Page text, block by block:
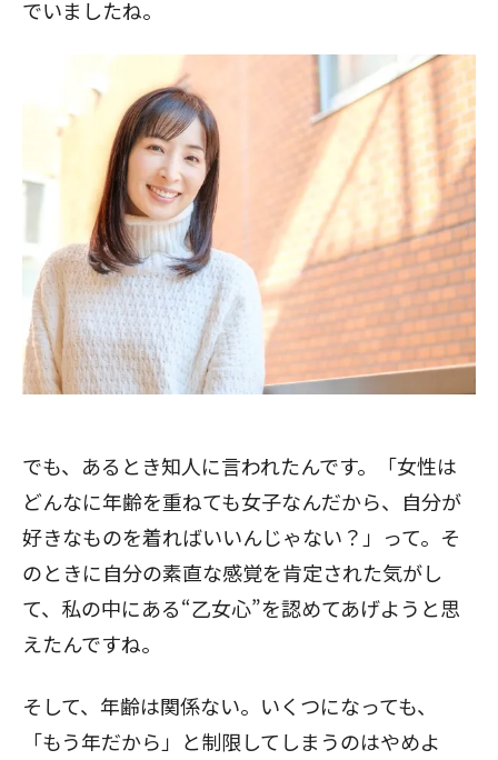
でいましたね。
でも、あるとき知人に言われたんです。「女性は
どんなに年齢を重ねても女子なんだから、自分が
好きなものを着ればいいんじゃない？」って。そ
のときに自分の素直な感覚を肯定された気がし
て、私の中にある“乙女心”を認めてあげようと思
えたんですね。
そして、年齢は関係ない。いくつになっても、
「もう年だから」と制限してしまうのはやめよ